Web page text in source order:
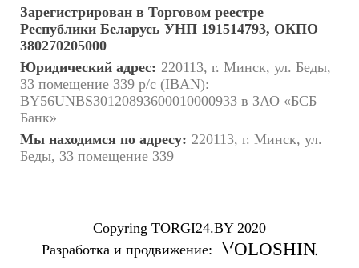
Зарегистрирован в Торговом реестре
Республики Беларусь УНП 191514793, ОКПО
380270205000
Юридический адрес: 220113, г. Минск, ул. Беды,
33 помещение 339 р/с (IBAN):
BY56UNBS30120893600010000933 в ЗАО «БСБ
Банк»
Мы находимся по адресу: 220113, г. Минск, ул.
Беды, 33 помещение 339
Copyring TORGI24.BY 2020
Разработка и продвижение:
OLOSHIN